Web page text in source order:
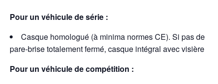
Pour un véhicule de série :
Casque homologué (à minima normes CE). Si pas de
pare-brise totalement fermé, casque intégral avec visière
Pour un véhicule de compétition :